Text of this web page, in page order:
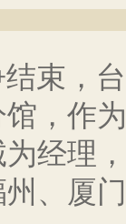
束，
，作
经理
、厦